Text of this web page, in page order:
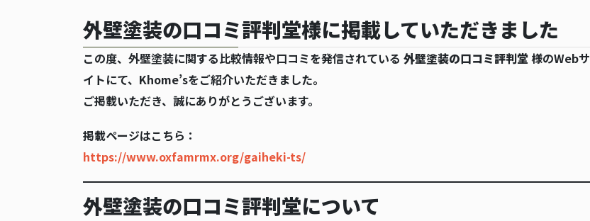
外壁塗装の口コミ評判堂様に掲載していただきました
この度、外壁塗装に関する比較情報や口コミを発信されている 外壁塗装の口コミ評判堂様のWebサ
イトにて、Khome’sをご紹介いただきました。
ご掲載いただき、誠にありがとうございます。
掲載ページはこちら：
https://www.oxfamrmx.org/gaiheki-ts/
外壁塗装の口コミ評判堂について